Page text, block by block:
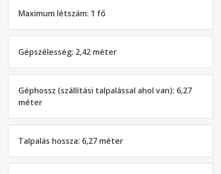
Maximum létszám: 1 fő
Gépszélesség: 2,42 méter
Géphossz (szállítási talpalással ahol van): 6,27
méter
Talpalás hossza: 6,27 méter